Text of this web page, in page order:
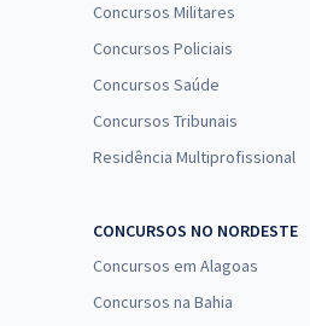
Concursos Militares
Concursos Policiais
Concursos Saúde
Concursos Tribunais
Residência Multiprofissional
CONCURSOS NO NORDESTE
Concursos em Alagoas
Concursos na Bahia